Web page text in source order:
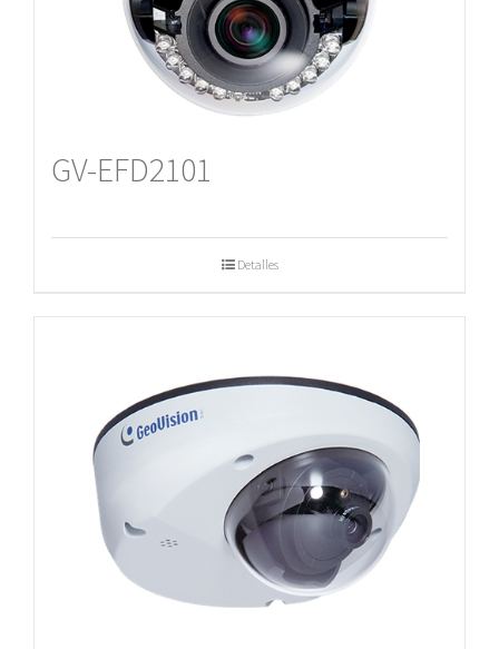
GV-EFD2101
Detalles